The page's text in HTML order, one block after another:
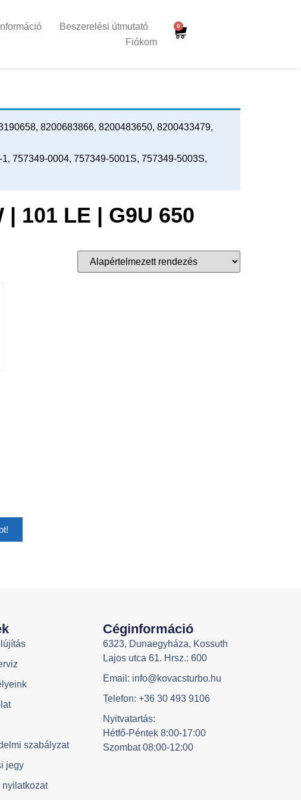
Információ
Beszerelési útmutató
Fiókom
0
8200683866, 8200483650, 8200433479,
757349-0004, 757349-5001S, 757349-5003S,
101 LE | G9U 650
szabályzat
jegy
nyilatkozat
Céginformáció
6323, Dunaegyháza, Kossuth
Lajos utca 61. Hrsz.: 600
Email: info@kovacsturbo.hu
Telefon: +36 30 493 9106
Nyitvatartás:
Hétfő-Péntek 8:00-17:00
Szombat 08:00-12:00